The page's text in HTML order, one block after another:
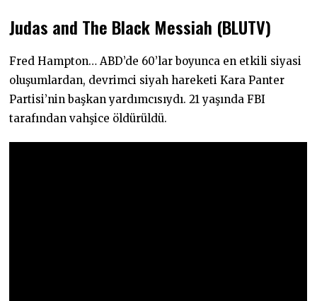
Judas and The Black Messiah (BLUTV)
Fred Hampton… ABD’de 60’lar boyunca en etkili siyasi
oluşumlardan, devrimci siyah hareketi Kara Panter
Partisi’nin başkan yardımcısıydı. 21 yaşında FBI
tarafından vahşice öldürüldü.